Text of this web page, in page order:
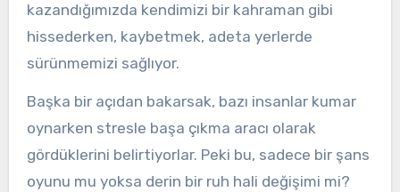
kazandığımızda kendimizi bir kahraman gibi
hissederken, kaybetmek, adeta yerlerde
sürünmemizi sağlıyor.
Başka bir açıdan bakarsak, bazı insanlar kumar
oynarken stresle başa çıkma aracı olarak
gördüklerini belirtiyorlar. Peki bu, sadece bir şans
oyunu mu yoksa derin bir ruh hali değişimi mi?